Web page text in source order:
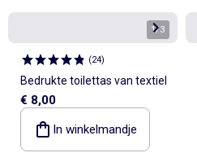
1/3
(24)
Bedrukte toilettas van textiel
€ 8,00
In winkelmandje